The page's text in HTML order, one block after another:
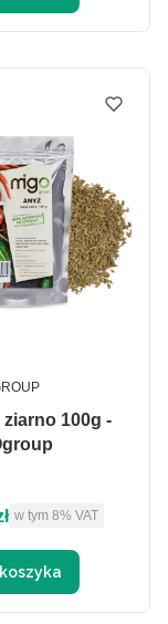
100g -
brutto
w tym %s VAT
w tym 8% VAT